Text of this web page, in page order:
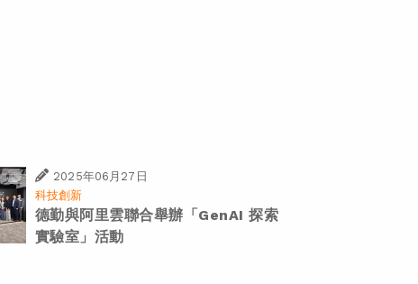
2025年06月27日
科技創新
德勤與阿里雲聯合舉辦「GenAI 探索
實驗室」活動